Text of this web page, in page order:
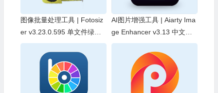
图像批量处理工具 | Fotosiz
er v3.23.0.595 单文件绿色
版
AI图片增强工具 | Aiarty Ima
ge Enhancer v3.13 中文破
解版 & 中文绿色版